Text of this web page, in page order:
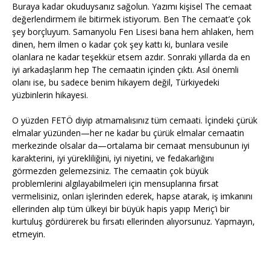
Buraya kadar okuduysanız sağolun. Yazımı kişisel The cemaat
değerlendirmem ile bitirmek istiyorum. Ben The cemaat’e çok
şey borçluyum. Samanyolu Fen Lisesi bana hem ahlaken, hem
dinen, hem ilmen o kadar çok şey kattı ki, bunlara vesile
olanlara ne kadar teşekkür etsem azdır. Sonraki yıllarda da en
iyi arkadaşlarım hep The cemaatin içinden çıktı. Asıl önemli
olanı ise, bu sadece benim hikayem değil, Türkiyedeki
yüzbinlerin hikayesi.
O yüzden FETÖ diyip atmamalısınız tüm cemaati. İçindeki çürük
elmalar yüzünden—her ne kadar bu çürük elmalar cemaatin
merkezinde olsalar da—ortalama bir cemaat mensubunun iyi
karakterini, iyi yürekliliğini, iyi niyetini, ve fedakarlığını
görmezden gelemezsiniz. The cemaatin çok büyük
problemlerini algılayabilmeleri için mensuplarına fırsat
vermelisiniz, onları işlerinden ederek, hapse atarak, iş imkanını
ellerinden alıp tüm ülkeyi bir büyük hapis yapıp Meriç’i bir
kurtuluş gördürerek bu fırsatı ellerinden alıyorsunuz. Yapmayın,
etmeyin.